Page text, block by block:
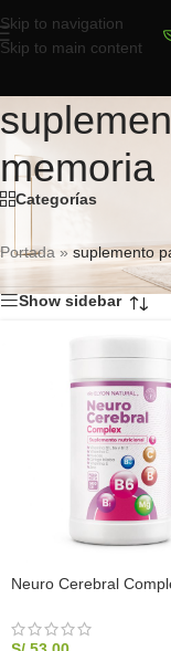
Skip to navigation
Skip to main content
memoria
Categorías
Portada » suplemento
Show sidebar
Neuro Cerebral
Elyon Natural